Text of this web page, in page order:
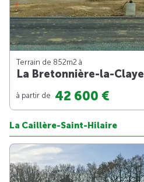
Terrain de 852m2 à
La Bretonnière-la-Claye
à partir de 42 600 €
La Caillère-Saint-Hilaire